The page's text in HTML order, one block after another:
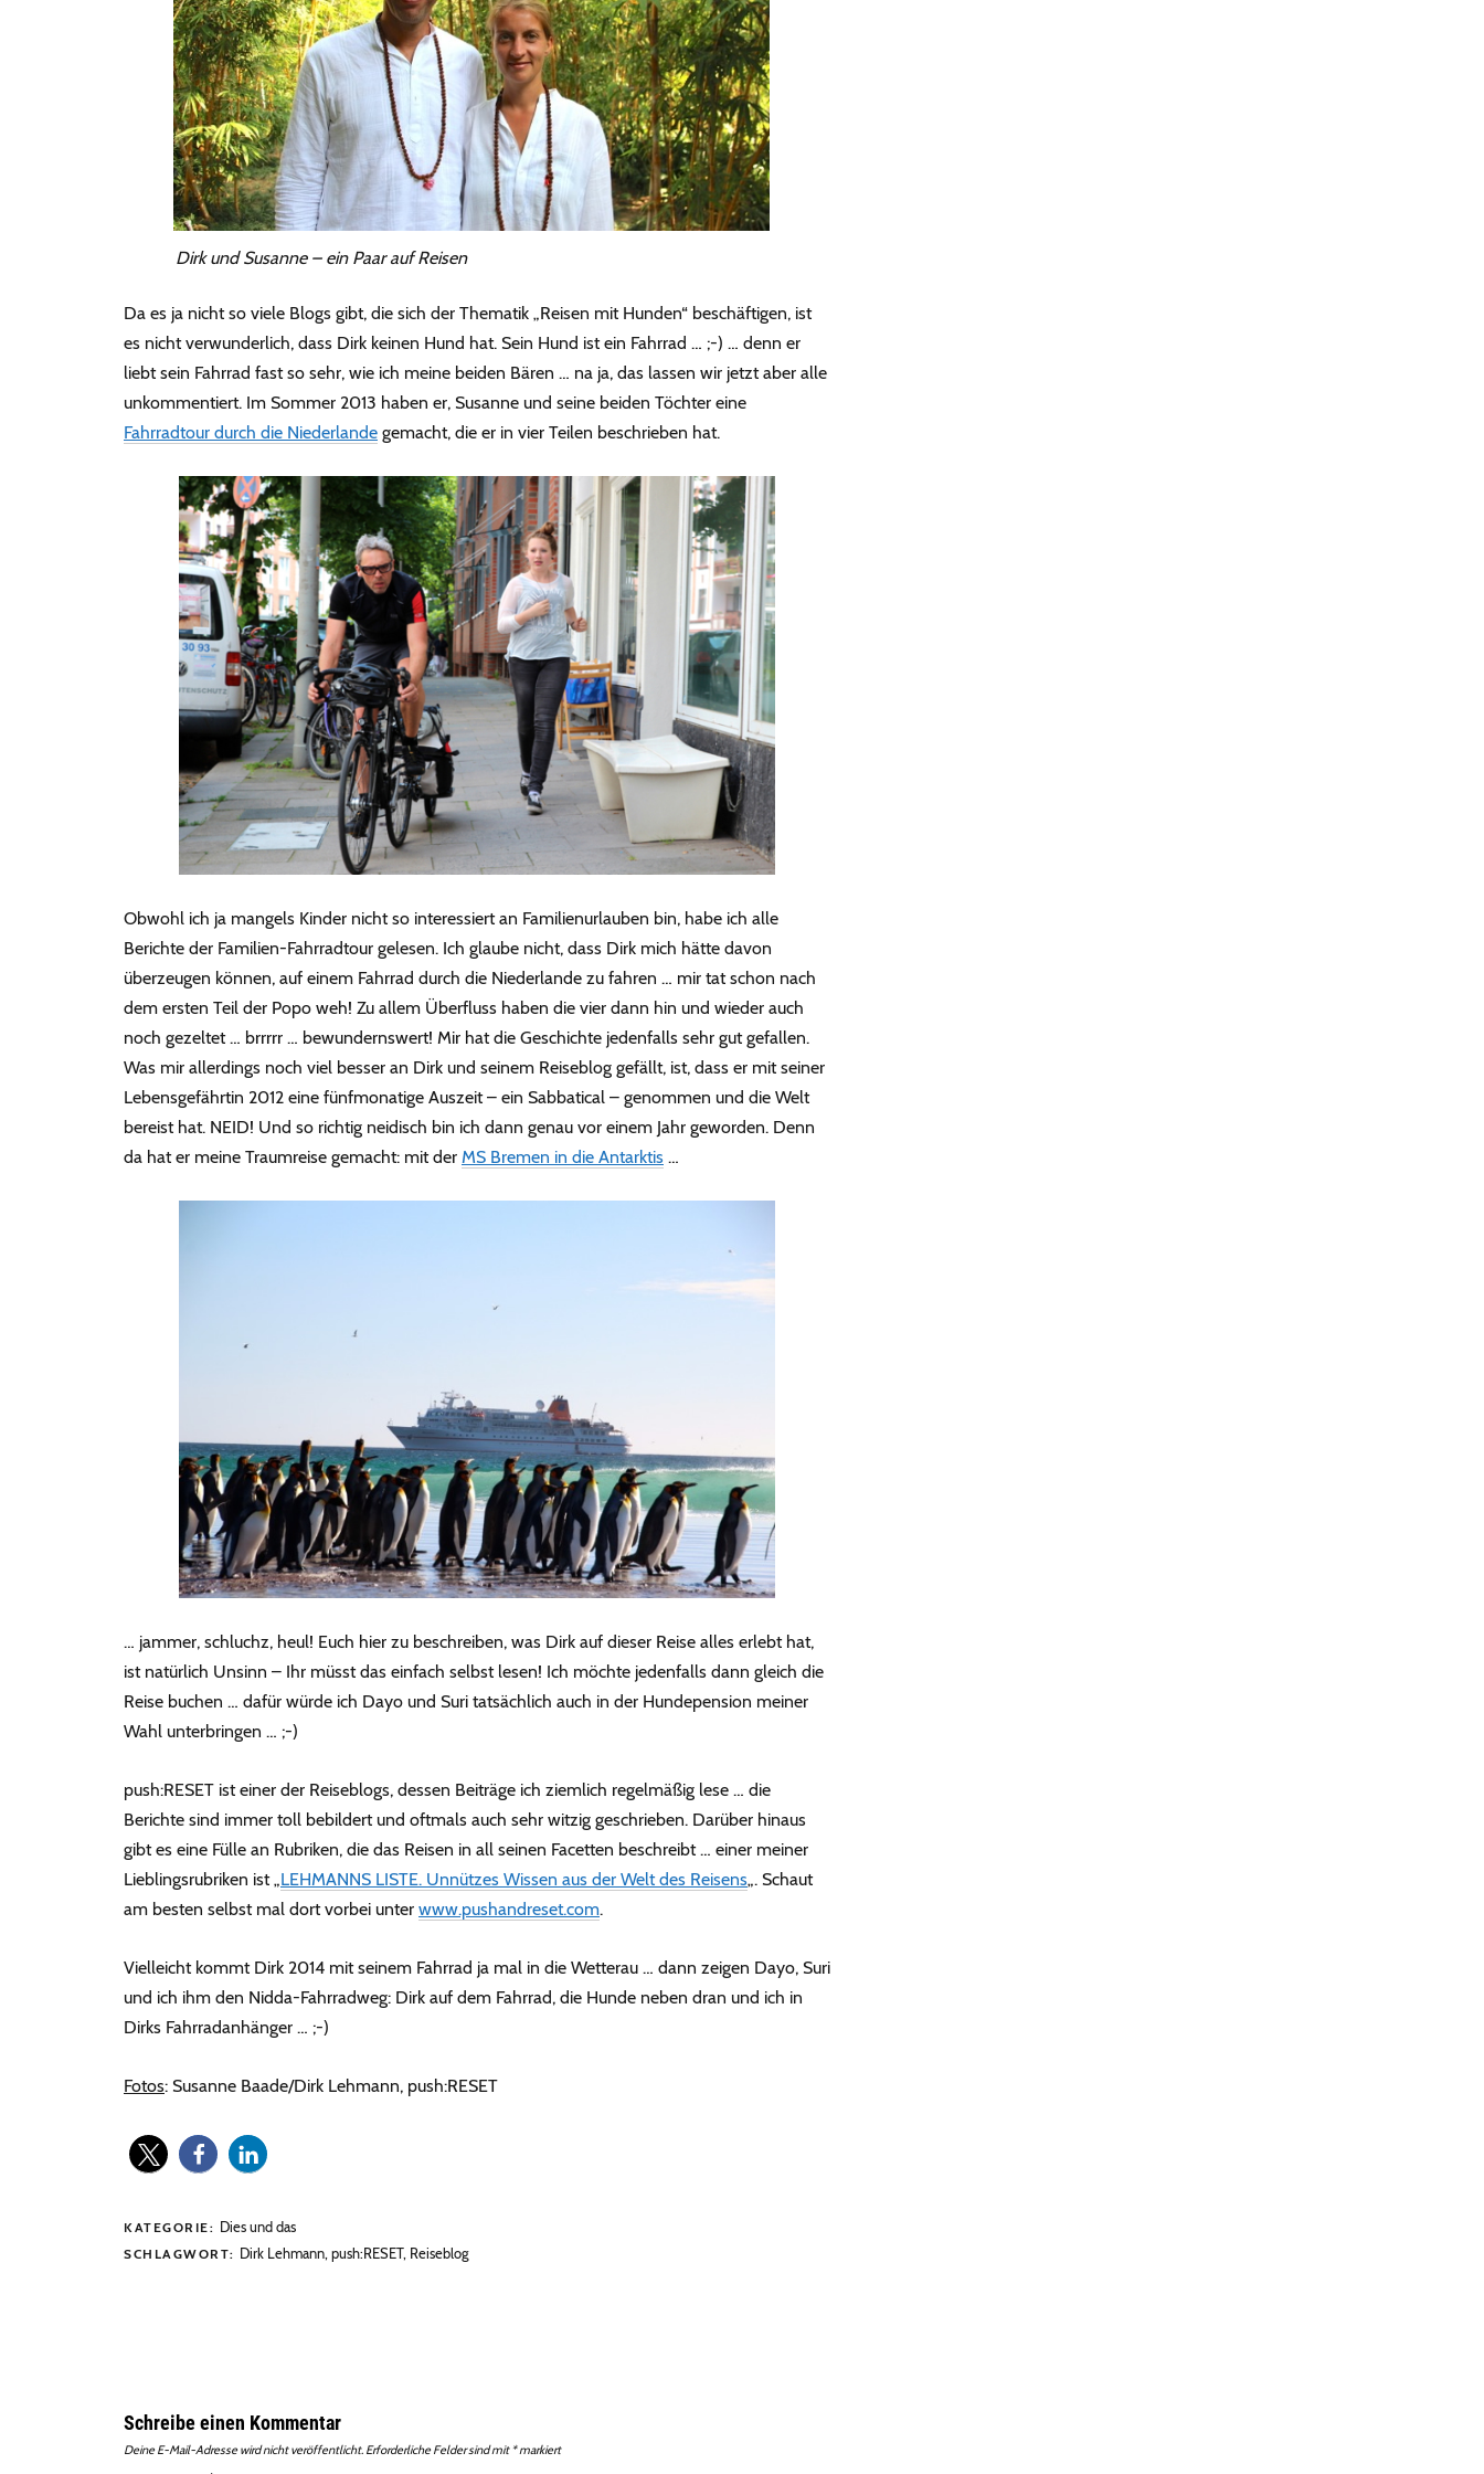
Dirk und Susanne – ein Paar auf Reisen
Da es ja nicht so viele Blogs gibt, die sich der Thematik „Reisen mit Hunden“ beschäftigen, ist
es nicht verwunderlich, dass Dirk keinen Hund hat. Sein Hund ist ein Fahrrad … ;-) … denn er
liebt sein Fahrrad fast so sehr, wie ich meine beiden Bären … na ja, das lassen wir jetzt aber alle
unkommentiert. Im Sommer 2013 haben er, Susanne und seine beiden Töchter eine
Fahrradtour durch die Niederlande gemacht, die er in vier Teilen beschrieben hat.
Obwohl ich ja mangels Kinder nicht so interessiert an Familienurlauben bin, habe ich alle
Berichte der Familien-Fahrradtour gelesen. Ich glaube nicht, dass Dirk mich hätte davon
überzeugen können, auf einem Fahrrad durch die Niederlande zu fahren … mir tat schon nach
dem ersten Teil der Popo weh! Zu allem Überfluss haben die vier dann hin und wieder auch
noch gezeltet … brrrrr … bewundernswert! Mir hat die Geschichte jedenfalls sehr gut gefallen.
Was mir allerdings noch viel besser an Dirk und seinem Reiseblog gefällt, ist, dass er mit seiner
Lebensgefährtin 2012 eine fünfmonatige Auszeit – ein Sabbatical – genommen und die Welt
bereist hat. NEID! Und so richtig neidisch bin ich dann genau vor einem Jahr geworden. Denn
da hat er meine Traumreise gemacht: mit der MS Bremen in die Antarktis …
… jammer, schluchz, heul! Euch hier zu beschreiben, was Dirk auf dieser Reise alles erlebt hat,
ist natürlich Unsinn – Ihr müsst das einfach selbst lesen! Ich möchte jedenfalls dann gleich die
Reise buchen … dafür würde ich Dayo und Suri tatsächlich auch in der Hundepension meiner
Wahl unterbringen … ;-)
push:RESET ist einer der Reiseblogs, dessen Beiträge ich ziemlich regelmäßig lese … die
Berichte sind immer toll bebildert und oftmals auch sehr witzig geschrieben. Darüber hinaus
gibt es eine Fülle an Rubriken, die das Reisen in all seinen Facetten beschreibt … einer meiner
Lieblingsrubriken ist „LEHMANNS LISTE. Unnützes Wissen aus der Welt des Reisens„. Schaut
am besten selbst mal dort vorbei unter www.pushandreset.com.
Vielleicht kommt Dirk 2014 mit seinem Fahrrad ja mal in die Wetterau … dann zeigen Dayo, Suri
und ich ihm den Nidda-Fahrradweg: Dirk auf dem Fahrrad, die Hunde neben dran und ich in
Dirks Fahrradanhänger … ;-)
Fotos: Susanne Baade/Dirk Lehmann, push:RESET
KATEGORIE: Dies und das
SCHLAGWORT: Dirk Lehmann, push:RESET, Reiseblog
Schreibe einen Kommentar
Deine E-Mail-Adresse wird nicht veröffentlicht. Erforderliche Felder sind mit *markiert